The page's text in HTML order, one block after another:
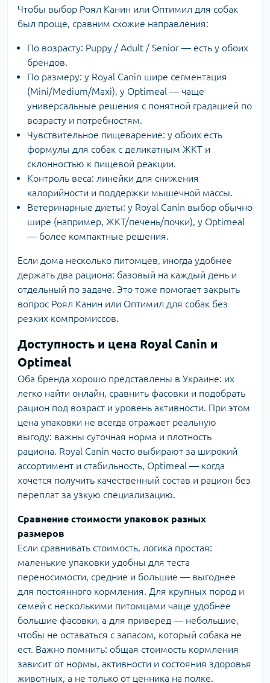
Чтобы выбор Роял Канин или Оптимил для собак
был проще, сравним схожие направления:
По возрасту: Puppy / Adult / Senior — есть у обоих
брендов.
По размеру: у Royal Canin шире сегментация
(Mini/Medium/Maxi), у Optimeal — чаще
универсальные решения с понятной градацией по
возрасту и потребностям.
Чувствительное пищеварение: у обоих есть
формулы для собак с деликатным ЖКТ и
склонностью к пищевой реакции.
Контроль веса: линейки для снижения
калорийности и поддержки мышечной массы.
Ветеринарные диеты: у Royal Canin выбор обычно
шире (например, ЖКТ/печень/почки), у Optimeal
— более компактные решения.
Если дома несколько питомцев, иногда удобнее
держать два рациона: базовый на каждый день и
отдельный по задаче. Это тоже помогает закрыть
вопрос Роял Канин или Оптимил для собак без
резких компромиссов.
Доступность и цена Royal Canin и
Optimeal
Оба бренда хорошо представлены в Украине: их
легко найти онлайн, сравнить фасовки и подобрать
рацион под возраст и уровень активности. При этом
цена упаковки не всегда отражает реальную
выгоду: важны суточная норма и плотность
рациона. Royal Canin часто выбирают за широкий
ассортимент и стабильность, Optimeal — когда
хочется получить качественный состав и рацион без
переплат за узкую специализацию.
Сравнение стоимости упаковок разных
размеров
Если сравнивать стоимость, логика простая:
маленькие упаковки удобны для теста
переносимости, средние и большие — выгоднее
для постоянного кормления. Для крупных пород и
семей с несколькими питомцами чаще удобнее
большие фасовки, а для приверед — небольшие,
чтобы не оставаться с запасом, который собака не
ест. Важно помнить: общая стоимость кормления
зависит от нормы, активности и состояния здоровья
животных, а не только от ценника на полке.